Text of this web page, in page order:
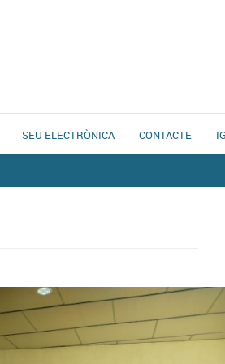
SEU ELECTRÒNICA CONTACTE